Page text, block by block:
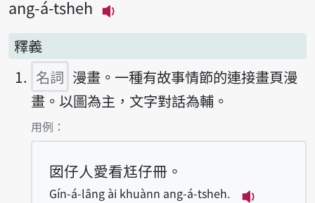
ang-á-tsheh
釋義
名詞 漫畫。一種有故事情節的連接畫頁漫
畫。以圖為主，文字對話為輔。
第1項釋義的
用例：
囡仔人愛看尪仔冊。
Gín-á-lâng ài khuànn ang-á-tsheh.